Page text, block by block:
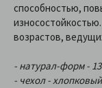
способностью,
возрастов,
- натурал-форм -
- чехол -